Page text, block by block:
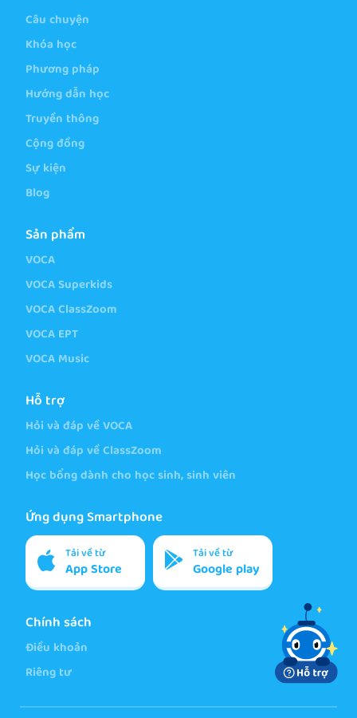
Câu chuyện
Khóa học
Phương pháp
Hướng dẫn học
Truyền thông
Cộng đồng
Sự kiện
Blog
Sản phẩm
VOCA
VOCA Superkids
VOCA ClassZoom
VOCA EPT
VOCA Music
Hỗ trợ
Hỏi và đáp về VOCA
Hỏi và đáp về ClassZoom
Học bổng dành cho học sinh, sinh viên
Ứng dụng Smartphone
Tải về từ
App Store
Tải về từ
Google play
Chính sách
Điều khoản
Riêng tư